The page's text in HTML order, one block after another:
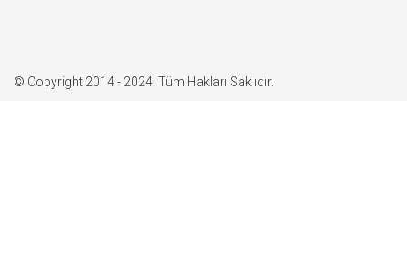
© Copyright 2014 - 2024. Tüm Hakları Saklıdır.